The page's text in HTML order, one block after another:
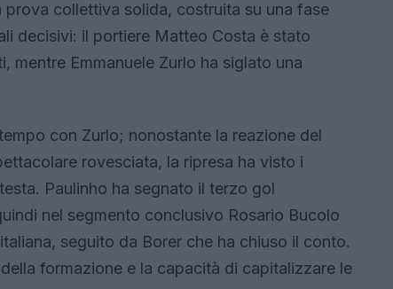
collettiva solida, costruita su una fase
decisivi: il portiere Matteo Costa è stato
mentre Emmanuele Zurlo ha siglato una
con Zurlo; nonostante la reazione del
rovesciata, la ripresa ha visto i
Paulinho ha segnato il terzo gol
nel segmento conclusivo Rosario Bucolo
seguito da Borer che ha chiuso il conto.
formazione e la capacità di capitalizzare le